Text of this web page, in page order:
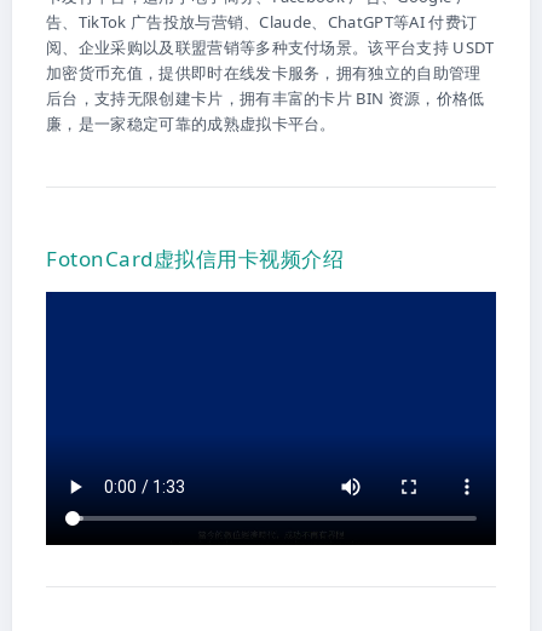
告、TikTok 广告投放与营销、Claude、ChatGPT等AI 付费订
阅、企业采购以及联盟营销等多种支付场景。该平台支持 USDT
加密货币充值，提供即时在线发卡服务，拥有独立的自助管理
后台，支持无限创建卡片，拥有丰富的卡片 BIN 资源，价格低
廉，是一家稳定可靠的成熟虚拟卡平台。
FotonCard虚拟信用卡视频介绍